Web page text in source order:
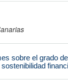
sobre el grado